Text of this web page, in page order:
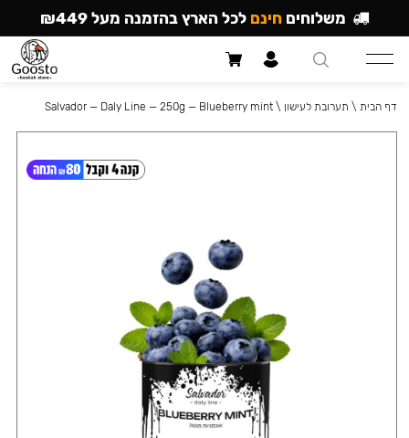
דף הבית \ תערובת לעישון \
Salvador — Daly Line — 250g — Blueberry mint
משלוחים חינם לכל הארץ בהזמנה מעל ₪449